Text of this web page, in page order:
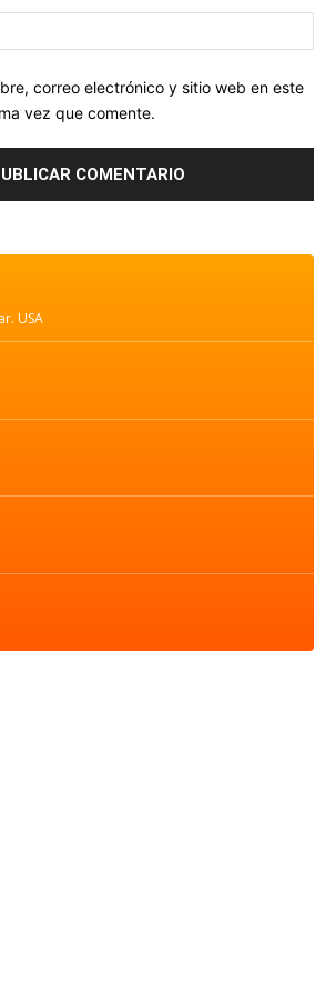
correo electrónico y sitio web en este
vez que comente.
USA